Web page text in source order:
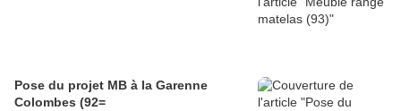
Pose du projet MB à la Garenne
Colombes (92=